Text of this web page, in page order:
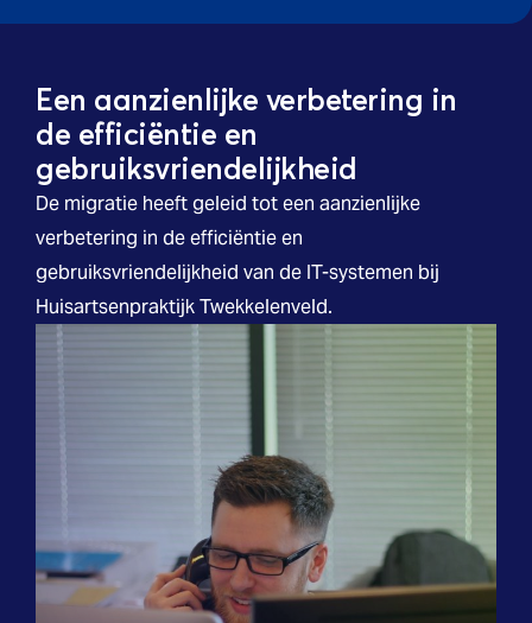
Een aanzienlijke verbetering in
de efficiëntie en
gebruiksvriendelijkheid
De migratie heeft geleid tot een aanzienlijke
verbetering in de efficiëntie en
gebruiksvriendelijkheid van de IT-systemen bij
Huisartsenpraktijk Twekkelenveld.